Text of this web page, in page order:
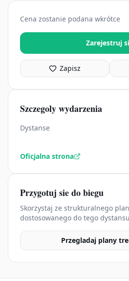
Cena zostanie podana wkrótce
Zarejestruj
Zapisz
Szczegoly wydarzenia
Dystanse
Oficjalna strona
Przygotuj sie do biegu
Skorzystaj ze strukturalnego
dostosowanego do tego
Przegladaj plany